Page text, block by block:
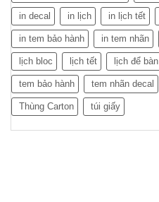
in decal in lịch in lịch tết
in tem bảo hành in tem nhãn
lịch bloc lịch tết lịch để bàn
tem bảo hành tem nhãn decal
Thùng Carton túi giấy